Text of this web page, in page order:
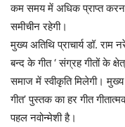
कम समय में अधिक प्राप्त करना
समीचीन रहेगी।
मुख्य अतिथि प्राचार्य डॉ. राम
बन्द के गीत ‘ संग्रह गीतों के
समाज में स्वीकृति मिलेगी। मुख्य
गीत’ पुस्तक का हर गीत
पहल नवोन्मेशी है।